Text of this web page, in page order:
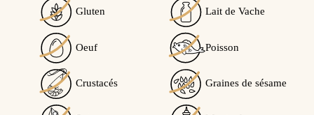
Voir l'attestation de confiance
Avis soumis à un contrôle
Gluten Lait de Vache
Oeuf Poisson
Crustacés Graines de sésame